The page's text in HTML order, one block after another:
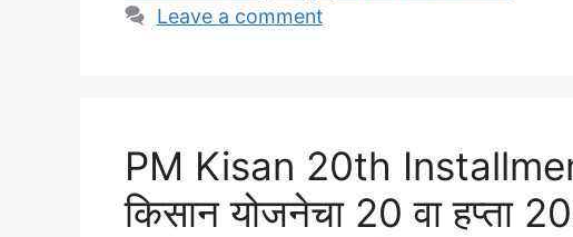
Leave a comment
PM Kisan 20th
किसान योजनेचा 20 वा हप्ता